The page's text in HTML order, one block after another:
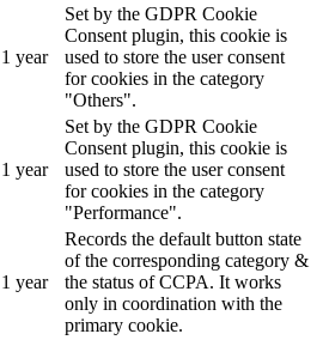
1 year
Set by the GDPR Cookie
Consent plugin, this cookie is
used to store the user consent
for cookies in the category
"Others".
1 year
Set by the GDPR Cookie
Consent plugin, this cookie is
used to store the user consent
for cookies in the category
"Performance".
1 year
Records the default button state
of the corresponding category &
the status of CCPA. It works
only in coordination with the
primary cookie.